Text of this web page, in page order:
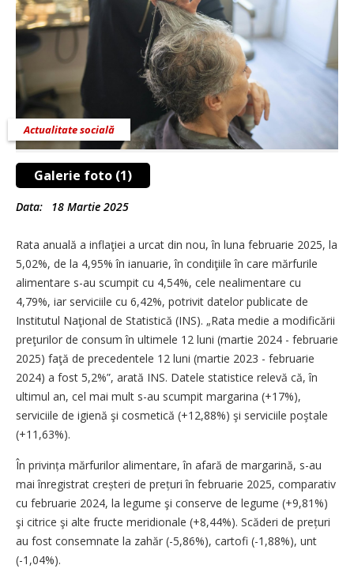
Galerie foto (1)
Actualitate socială
Data: 18 Martie 2025
Rata anuală a inflaţiei a urcat din nou, în luna februarie 2025, la
5,02%, de la 4,95% în ianuarie, în condiţiile în care mărfurile
alimentare s-au scumpit cu 4,54%, cele nealimentare cu
4,79%, iar serviciile cu 6,42%, potrivit datelor publicate de
Institutul Naţional de Statistică (INS). „Rata medie a modificării
preţurilor de consum în ultimele 12 luni (martie 2024 - februarie
2025) faţă de precedentele 12 luni (martie 2023 - februarie
2024) a fost 5,2%”, arată INS. Datele statistice relevă că, în
ultimul an, cel mai mult s-au scumpit margarina (+17%),
serviciile de igienă şi cosmetică (+12,88%) şi serviciile poştale
(+11,63%).
În privința mărfurilor alimentare, în afară de margarină, s-au
mai înregistrat creșteri de prețuri în februarie 2025, comparativ
cu februarie 2024, la legume şi conserve de legume (+9,81%)
şi citrice şi alte fructe meridionale (+8,44%). Scăderi de prețuri
au fost consemnate la zahăr (-5,86%), cartofi (-1,88%), unt
(-1,04%).